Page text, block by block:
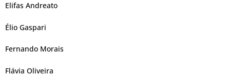
Elifas Andreato
Élio Gaspari
Fernando Morais
Flávia Oliveira